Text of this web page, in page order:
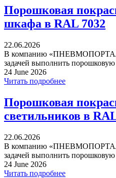
Порошковая
шкафа в RAL 7032
22.06.2026
В компанию «ПНЕВМОПОРТАЛ»
задачей выполнить порошковую
24 June 2026
Читать подробнее
Порошковая
светильников в
22.06.2026
В компанию «ПНЕВМОПОРТАЛ»
задачей выполнить
24 June 2026
Читать подробнее